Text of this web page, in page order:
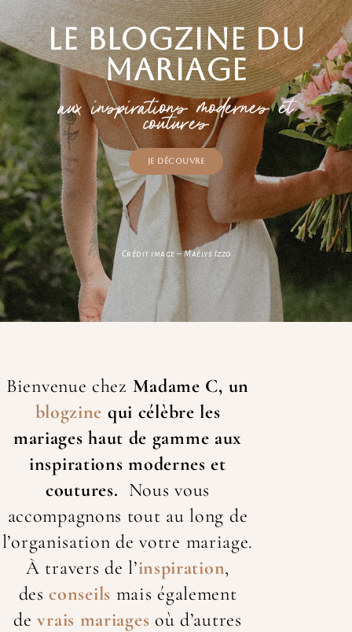
Le blogzine du
mariage
aux inspirations modernes et
coutures
Je découvre
Crédit image – Maélys Izzo
Bienvenue chez Madame C, un
blogzine qui célèbre les
mariages haut de gamme aux
inspirations modernes et
coutures. Nous vous
accompagnons tout au long de
l’organisation de votre mariage.
À travers de l’inspiration,
desconseils mais également
devrais mariages où d’autres